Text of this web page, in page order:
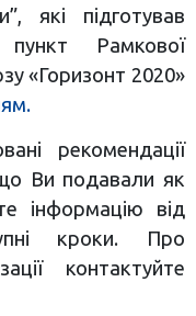
які підготував
пункт Рамкової
«Горизонт 2020»
рекомендації
Ви подавали як
інформацію від
кроки. Про
контактуйте